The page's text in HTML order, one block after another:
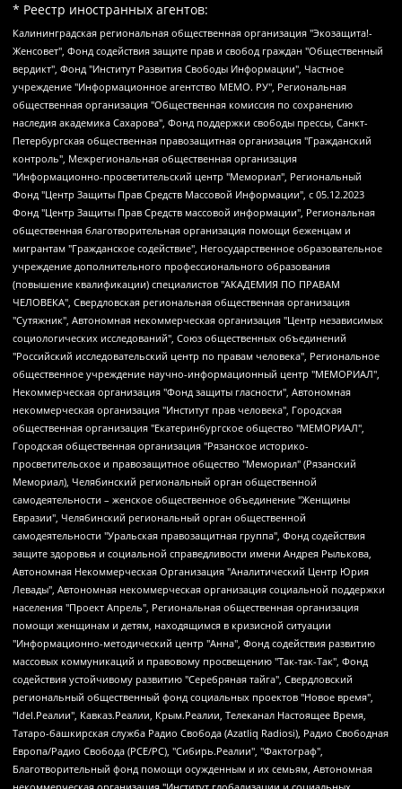
* Реестр иностранных агентов:
Калининградская региональная общественная организация "Экозащита!-Женсовет", Фонд содействия защите прав и свобод граждан "Общественный вердикт", Фонд "Институт Развития Свободы Информации", Частное учреждение "Информационное агентство МЕМО. РУ", Региональная общественная организация "Общественная комиссия по сохранению наследия академика Сахарова", Фонд поддержки свободы прессы, Санкт-Петербургская общественная правозащитная организация "Гражданский контроль", Межрегиональная общественная организация "Информационно-просветительский центр "Мемориал", Региональный Фонд "Центр Защиты Прав Средств Массовой Информации", с 05.12.2023 Фонд "Центр Защиты Прав Средств массовой информации", Региональная общественная благотворительная организация помощи беженцам и мигрантам "Гражданское содействие", Негосударственное образовательное учреждение дополнительного профессионального образования (повышение квалификации) специалистов "АКАДЕМИЯ ПО ПРАВАМ ЧЕЛОВЕКА", Свердловская региональная общественная организация "Сутяжник", Автономная некоммерческая организация "Центр независимых социологических исследований", Союз общественных объединений "Российский исследовательский центр по правам человека", Региональное общественное учреждение научно-информационный центр "МЕМОРИАЛ", Некоммерческая организация "Фонд защиты гласности", Автономная некоммерческая организация "Институт прав человека", Городская общественная организация "Екатеринбургское общество "МЕМОРИАЛ", Городская общественная организация "Рязанское историко-просветительское и правозащитное общество "Мемориал" (Рязанский Мемориал), Челябинский региональный орган общественной самодеятельности – женское общественное объединение "Женщины Евразии", Челябинский региональный орган общественной самодеятельности "Уральская правозащитная группа", Фонд содействия защите здоровья и социальной справедливости имени Андрея Рылькова, Автономная Некоммерческая Организация "Аналитический Центр Юрия Левады", Автономная некоммерческая организация социальной поддержки населения "Проект Апрель", Региональная общественная организация помощи женщинам и детям, находящимся в кризисной ситуации "Информационно-методический центр "Анна", Фонд содействия развитию массовых коммуникаций и правовому просвещению "Так-так-Так", Фонд содействия устойчивому развитию "Серебряная тайга", Свердловский региональный общественный фонд социальных проектов "Новое время", "Idel.Реалии", Кавказ.Реалии, Крым.Реалии, Телеканал Настоящее Время, Татаро-башкирская служба Радио Свобода (Azatliq Radiosi), Радио Свободная Европа/Радио Свобода (PCE/PC), "Сибирь.Реалии", "Фактограф", Благотворительный фонд помощи осужденным и их семьям, Автономная некоммерческая организация "Институт глобализации и социальных движений", Фонд "В защиту прав заключенных", Частное учреждение "Центр поддержки и содействия развитию средств массовой информации", Пензенский региональный общественный благотворительный фонд "Гражданский союз", "Север.Реалии", Некоммерческая организация Фонд "Правовая инициатива", Общество с ограниченной ответственностью "Радио Свободная Европа/Радио Свобода", Чешское информационное агентство "MEDIUM-ORIENT", Красноярская региональная общественная организация "Мы против СПИДа", Камалягин Денис Николаевич, Маркелов Сергей Евгеньевич, Пономарев Лев Александрович, Савицкая Людмила Алексеевна, Автономная некоммерческая организация "Центр по работе с проблемой насилия "НАСИЛИЮ.НЕТ", Межрегиональный профессиональный союз работников здравоохранения "Альянс врачей", Юридическое лицо, зарегистрированное в Латвийской Республике, SIA "Medusa Project" (регистрационный номер 40103797863, дата регистрации 10.06.2014), Некоммерческая организация "Фонд по борьбе с коррупцией", Автономная некоммерческая организация "Институт права и публичной политики", Баданин Роман Сергеевич, Гликин Максим Александрович, Железнова Мария Михайловна, Лукьянова Юлия Сергеевна, Маетная Елизавета Витальевна, Маняхин Петр Борисович, Чуракова Ольга Владимировна, Ярош Юлия Петровна, Юридическое лицо "The Insider SIA", зарегистрированное в Риге, Латвийская Республика (дата регистрации 26.06.2015), являющееся администратором доменного имени интернет-издания "The Insider SIA", https://theins.ru, Постернак Алексей Евгеньевич, Рубин Михаил Аркадьевич, Анин Роман Александрович, Юридическое лицо Istories fonds, зарегистрированное в Латвийской Республике (регистрационный номер 50008295751, дата регистрации 24.02.2020), Великовский Дмитрий Александрович, Долинина Ирина Николаевна, Мароховская Алеся Алексеевна, Шлейнов Роман Юрьевич, Шмагун Олеся Валентиновна, Общество с ограниченной ответственностью "Альтаир 2021", Общество с ограниченной ответственностью "Вега 2021", Общество с ограниченной ответственностью "Главный редактор 2021", Общество с ограниченной ответственностью "Ромашки монолит", Важенков Артем Валерьевич, Ивановская областная общественная организация "Центр гендерных исследований", Гурман Юрий Альбертович, Медиапроект "ОВД-Инфо", Егоров Владимир Владимирович, Жилинский Владимир Александрович, Общество с ограниченной ответственностью "ЗП", Иванова София Юрьевна, Карезина Инна Павловна, Кильтау Екатерина Викторовна, Петров Алексей Викторович, Пискунов Сергей Евгеньевич, Смирнов Сергей Сергеевич, Тихонов Михаил Сергеевич, Общество с ограниченной ответственностью "ЖУРНАЛИСТ-ИНОСТРАННЫЙ АГЕНТ", Арапова Галина Юрьевна, Вольтская Татьяна Анатольевна, Американская компания "Mason G.E.S. Anonymous Foundation" (США), являющаяся владельцем интернет-издания https://mnews.world/, Компания "Stichting Bellingcat", зарегистрированная в Нидерландах (дата регистрации 11.07.2018), Захаров Андрей Вячеславович, Клепиковская Екатерина Дмитриевна, Общество с ограниченной ответственностью "МЕМО", Перл Роман Александрович, Симонов Евгений Алексеевич, Соловьева Елена Анатольевна, Сотников Даниил Владимирович, Сурначева Елизавета Дмитриевна, Автономная некоммерческая организация по защите прав человека и информированию населения "Якутия – Наше Мнение", Общество с ограниченной ответственностью "Москоу диджитал медиа", с 26.01.2023 Общество с ограниченной ответственностью "Чайка Белые сады", Ветошкина Валерия Валерьевна, Заговора Максим Александрович, Межрегиональное общественное движение "Российская ЛГБТ - сеть", Оленичев Максим Владимирович, Павлов Иван Юрьевич, Скворцова Елена Сергеевна, Общество с ограниченной ответственностью "Как бы инагент", Кочетков Игорь Викторович, Общество с ограниченной ответственностью "Честные выборы", Еланчик Олег Александрович, Общество с ограниченной ответственностью "Нобелевский призыв", Гималова Регина Эмилевна, Григорьев Андрей Валерьевич, Григорьева Алина Александровна, Ассоциация по содействию защите прав призывников, альтернативнослужащих и военнослужащих "Правозащитная группа "Гражданин.Армия.Право", Хисамова Регина Фаритовна, Автономная некоммерческая организация по реализации социально-правовых программ "Лилит", Дальневосточное общественное движение "Маяк", Санкт-Петербургская ЛГБТ-инициативная группа "Выход", Инициативная группа ЛГБТ+ "Реверс", Алексеев Андрей Викторович, Бекбулатова Таисия Львовна, Беляев Иван Михайлович, Владыкина Елена Сергеевна, Гельман Марат Александрович, Никульшина Вероника Юрьевна, Толоконникова Надежда Андреевна, Шендерович Виктор Анатольевич, Общество с ограниченной ответственностью "Данное сообщение", Общество с ограниченной ответственностью Издательский дом "Новая глава", Айнбиндер Александра Александровна, Московский комьюнити-центр для ЛГБТ+инициатив, Благотворительный фонд развития филантропии, Deutsche Welle (Германия, Kurt-Schumacher-Strasse 3, 53113 Bonn), Борзунова Мария Михайловна, Воробьев Виктор Викторович, Голубева Анна Львовна, Константинова Алла Михайловна, Малкова Ирина Владимировна, Мурадов Мурад Абдулгалимович, Осетинская Елизавета Николаевна, Понасенков Евгений Николаевич, Ганапольский Матвей Юрьевич, Киселев Евгений Алексеевич, Борухович Ирина Григорьевна, Дремин Иван Тимофеевич, Дубровский Дмитрий Викторович, Красноярская региональная общественная организация поддержки и развития альтернативных образовательных технологий и межкультурных коммуникаций "ИНТЕРРА", Маяковская Екатерина Алексеевна, Фейгин Марк Захарович, Филимонов Андрей Викторович, Дзугкоева Регина Николаевна, Доброхотов Роман Александрович, Дудь Юрий Александрович, Елкин Сергей Владимирович, Кругликов Кирилл Игоревич, Сабунаева Мария Леонидовна, Семенов Алексей Владимирович, Шаинян Карен Багратович, Шульман Екатерина Михайловна, Асафьев Артур Валерьевич, Вахштайн Виктор Семенович, Венедиктов Алексей Алексеевич, Лушникова Екатерина Евгеньевна, Волков Леонид Михайлович, Невзоров Александр Глебович, Пархоменко Сергей Борисович, Сироткин Ярослав Николаевич, Кара-Мурза Владимир Владимирович, Баранова Наталья Владимировна, Гозман Леонид Яковлевич, Кагарлицкий Борис Юльевич, Климарев Михаил Валерьевич, Милов Владимир Станиславович, Автономная некоммерческая организация Краснодарский центр современного искусства "Типография", Моргенштерн Алишер Тагирович, Соболь Любовь Эдуардовна, Общество с ограниченной ответственностью "ЛИЗА НОРМ", Каспаров Гарри Кимович, Ходорковский Михаил Борисович, Общество с ограниченной ответственностью "Апрельские тезисы", Данилович Ирина Брониславовна, Кашин Олег Владимирович, Петров Николай Владимирович, Пивоваров Алексей Владимирович, Соколов Михаил Владимирович, Цветкова Юлия Владимировна, Чичваркин Евгений Александрович, Комитет против пыток/Команда против пыток, Общество с ограниченной ответственностью "Первый научный", Общество с ограниченной ответственностью "Вертолет и ко", Белоцерковская Вероника Борисовна, Кац Максим Евгеньевич, Лазарева Татьяна Юрьевна, Шаведдинов Руслан Табризович, Яшин Илья Валерьевич, Общество с ограниченной ответственностью "Иноагент ААВ", Алешковский Дмитрий Петрович, Альбац Евгения Марковна, Быков Дмитрий Львович, Галямина Юлия Евгеньевна, Лойко Сергей Леонидович, Мартынов Кирилл Константинович, Медведев Сергей Александрович, Крашенинников Федор Геннадиевич, Гордеева Катерина Вл